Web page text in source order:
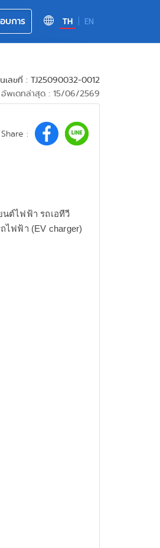
TH EN
บการ
เลขที่ : TJ25090032-0012
อัพเดทล่าสุด : 15/06/2569
Share :
ต์ไฟฟ้า รถเอทีวี
ไฟฟ้า (EV charger)